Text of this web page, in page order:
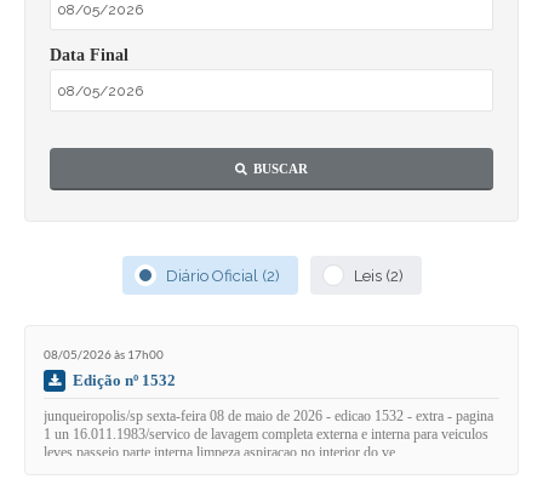
Data Final
BUSCAR
Diário Oficial (2) Leis (2)
08/05/2026 às 17h00
Edição nº 1532
junqueiropolis/sp sexta-feira 08 de maio de 2026 - edicao 1532 - extra - pagina
1 un 16.011.1983/servico de lavagem completa externa e interna para veiculos
leves passeio parte interna limpeza aspiracao no interior do ve…